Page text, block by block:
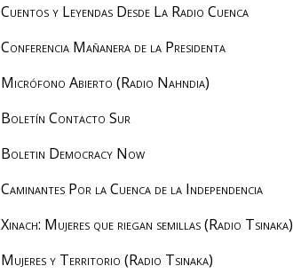
Cuentos y Leyendas Desde La Radio Cuenca
Conferencia Mañanera de la Presidenta
Micrófono Abierto (Radio Nahndia)
Boletín Contacto Sur
Boletin Democracy Now
Caminantes Por la Cuenca de la Independencia
Xinach: Mujeres que riegan semillas (Radio Tsinaka)
Mujeres y Territorio (Radio Tsinaka)